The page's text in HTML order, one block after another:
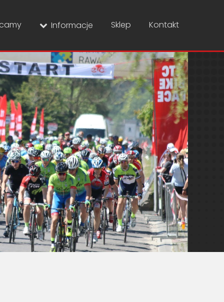
Informacje Sklep Kontakt